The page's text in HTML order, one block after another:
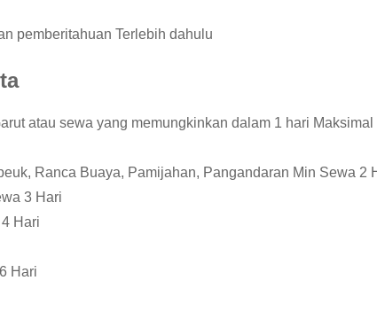
pemberitahuan Terlebih dahulu
atau sewa yang memungkinkan dalam 1 hari Maksimal
Ranca Buaya, Pamijahan, Pangandaran Min Sewa 2
3 Hari
Hari
Hari